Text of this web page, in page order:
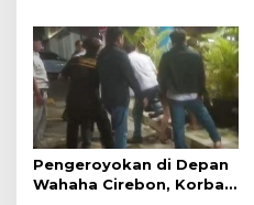
Pengeroyokan di Depan
Wahaha Cirebon, Korban